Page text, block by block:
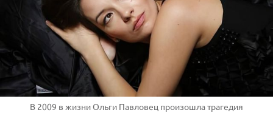
В 2009 в жизни Ольги Павловец произошла трагедия